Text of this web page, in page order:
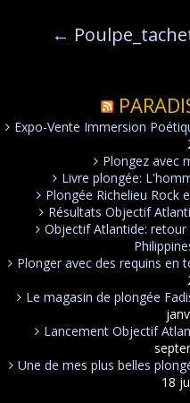
←
Expo-Vente Immersion
Plongez avec
Livre plongée:
Plongée Richelieu Rock
Résultats Objectif
Objectif Atlantide:
Plonger avec des requins en
Le magasin de plongée
Lancement Objectif
Une de mes plus belles
18